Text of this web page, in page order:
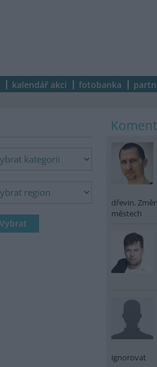
kalendář akcí fotobanka
dřevin.
městech
ignorovat